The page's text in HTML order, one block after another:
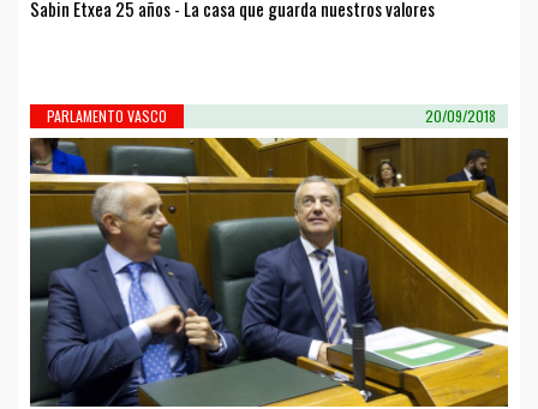
Sabin Etxea 25 años - La casa que guarda nuestros valores
PARLAMENTO VASCO 20/09/2018